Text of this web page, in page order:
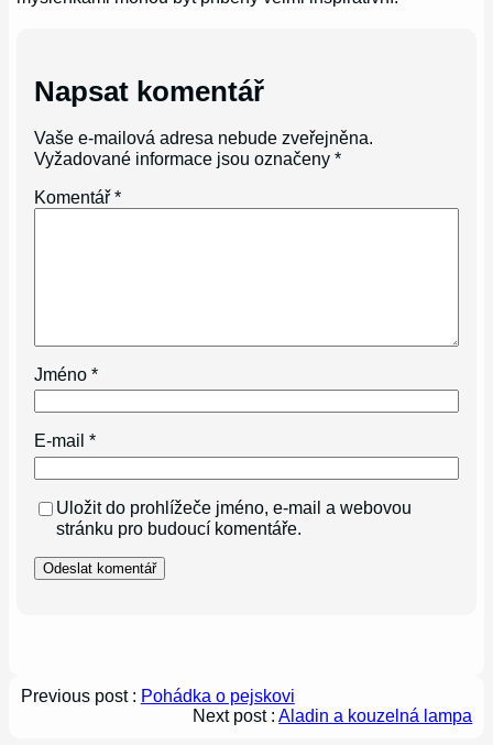
Napsat komentář
Vaše e-mailová adresa nebude zveřejněna.
Vyžadované informace jsou označeny*
Komentář*
Jméno*
E-mail*
Uložit do prohlížeče jméno, e-mail a webovou
stránku pro budoucí komentáře.
Previous post : Pohádka o pejskovi
Next post :Aladin a kouzelná lampa